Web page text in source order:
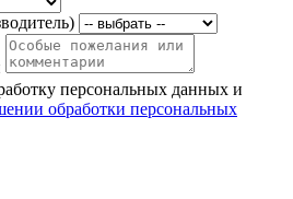
персональных данных и
обработки персональных